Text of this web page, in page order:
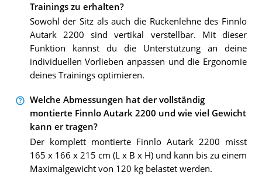
Trainings zu erhalten?
Sowohl der Sitz als auch die Rückenlehne des Finnlo
Autark 2200 sind vertikal verstellbar. Mit dieser
Funktion kannst du die Unterstützung an deine
individuellen Vorlieben anpassen und die Ergonomie
deines Trainings optimieren.
Welche Abmessungen hat der vollständig
montierte Finnlo Autark 2200 und wie viel Gewicht
kann er tragen?
Der komplett montierte Finnlo Autark 2200 misst
165 x 166 x 215 cm (L x B x H) und kann bis zu einem
Maximalgewicht von 120 kg belastet werden.